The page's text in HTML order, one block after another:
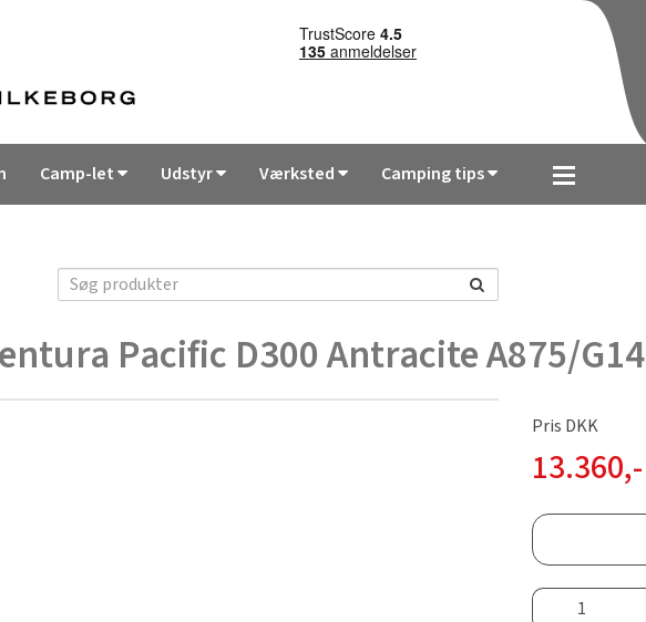
Camp-let Udstyr Værksted Camping tips
Pacific D300 Antracite A875/G14
Pris DKK
13.360,-